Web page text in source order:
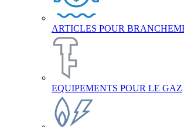
ARTICLES POUR
EQUIPEMENTS POUR LE GAZ